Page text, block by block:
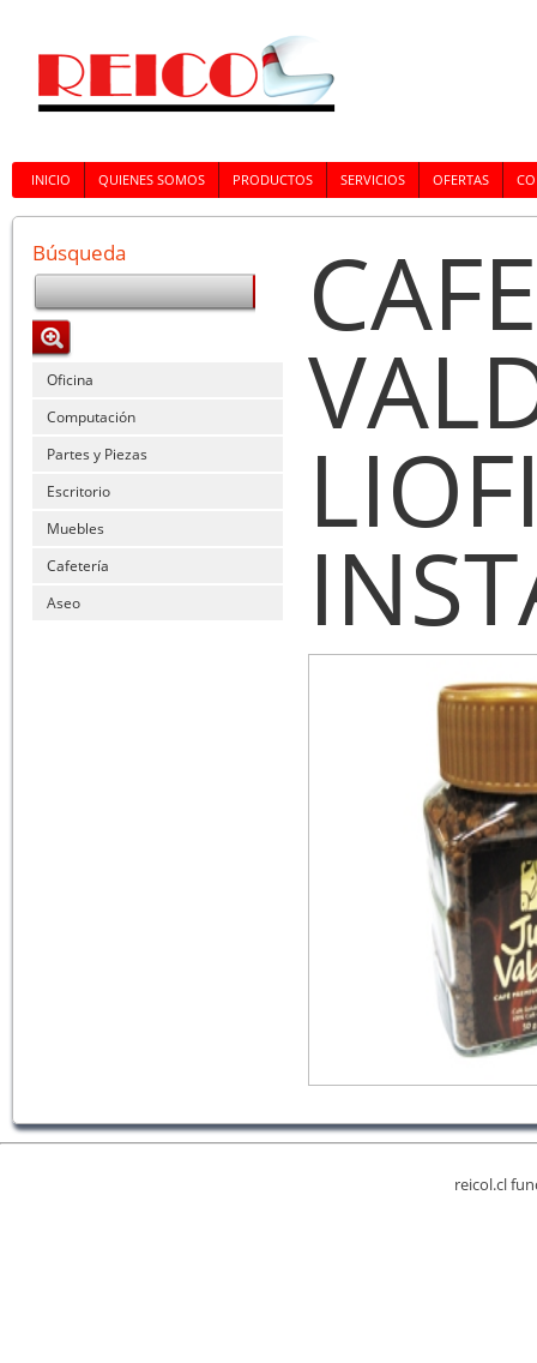
INICIO QUIENES SOMOS PRODUCTOS SERVICIOS OFERTAS
Búsqueda
Oficina
Computación
Partes y Piezas
Escritorio
Muebles
Cafetería
Aseo
reicol.cl